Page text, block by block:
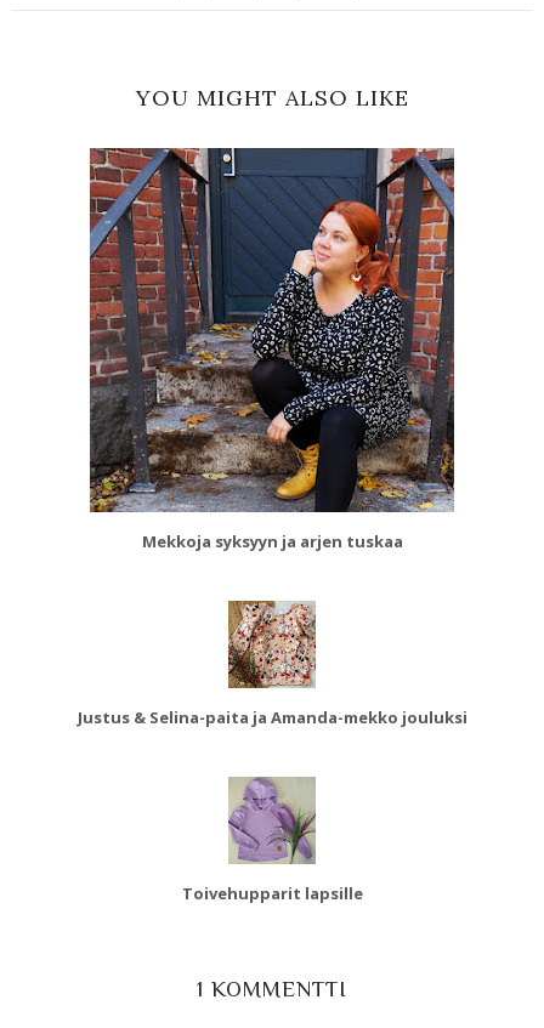
YOU MIGHT ALSO LIKE
Mekkoja syksyyn ja arjen tuskaa
Justus & Selina-paita ja Amanda-mekko jouluksi
Toivehupparit lapsille
1 KOMMENTTI